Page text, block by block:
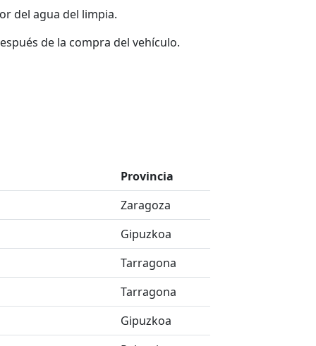
del agua del limpia.
de la compra del vehículo.
Provincia
Zaragoza
Gipuzkoa
Tarragona
Tarragona
Gipuzkoa